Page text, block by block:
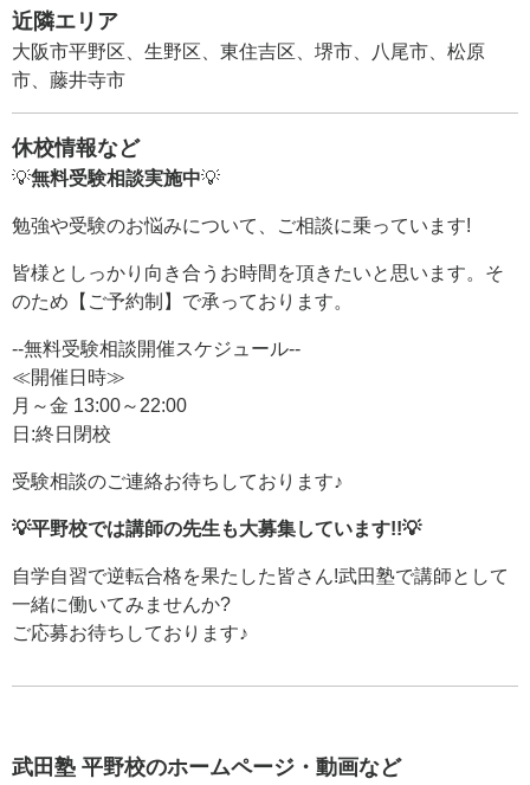
近隣エリア
大阪市平野区、生野区、東住吉区、堺市、八尾市、松原
市、藤井寺市
休校情報など
💡無料受験相談実施中💡
勉強や受験のお悩みについて、ご相談に乗っています!
皆様としっかり向き合うお時間を頂きたいと思います。そ
のため【ご予約制】で承っております。
--無料受験相談開催スケジュール--
≪開催日時≫
月～金 13:00～22:00
日:終日閉校
受験相談のご連絡お待ちしております♪
💡平野校では講師の先生も大募集しています!!💡
自学自習で逆転合格を果たした皆さん!武田塾で講師として
一緒に働いてみませんか?
ご応募お待ちしております♪
武田塾 平野校のホームページ・動画など